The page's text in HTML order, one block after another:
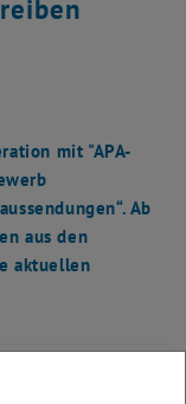
mit "APA-
Ab
aus den
aktuellen